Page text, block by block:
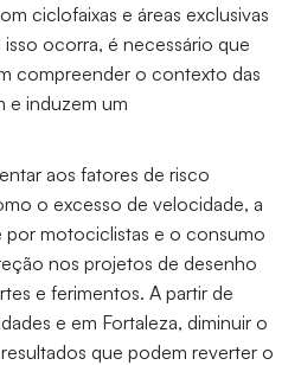
ciclofaixas e áreas exclusivas
isso ocorra, é necessário que
compreender o contexto das
e induzem um
aos fatores de risco
o excesso de velocidade, a
motociclistas e o consumo
nos projetos de desenho
e ferimentos. A partir de
e em Fortaleza, diminuir o
que podem reverter o